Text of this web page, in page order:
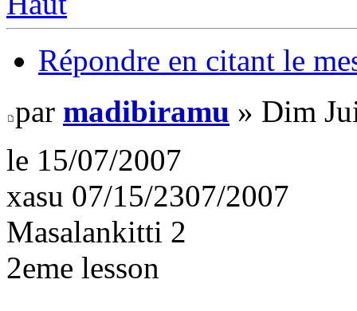
Répondre en citant le
par madibiramu » Dim
le 15/07/2007
xasu 07/15/2307/2007
Masalankitti 2
2eme lesson